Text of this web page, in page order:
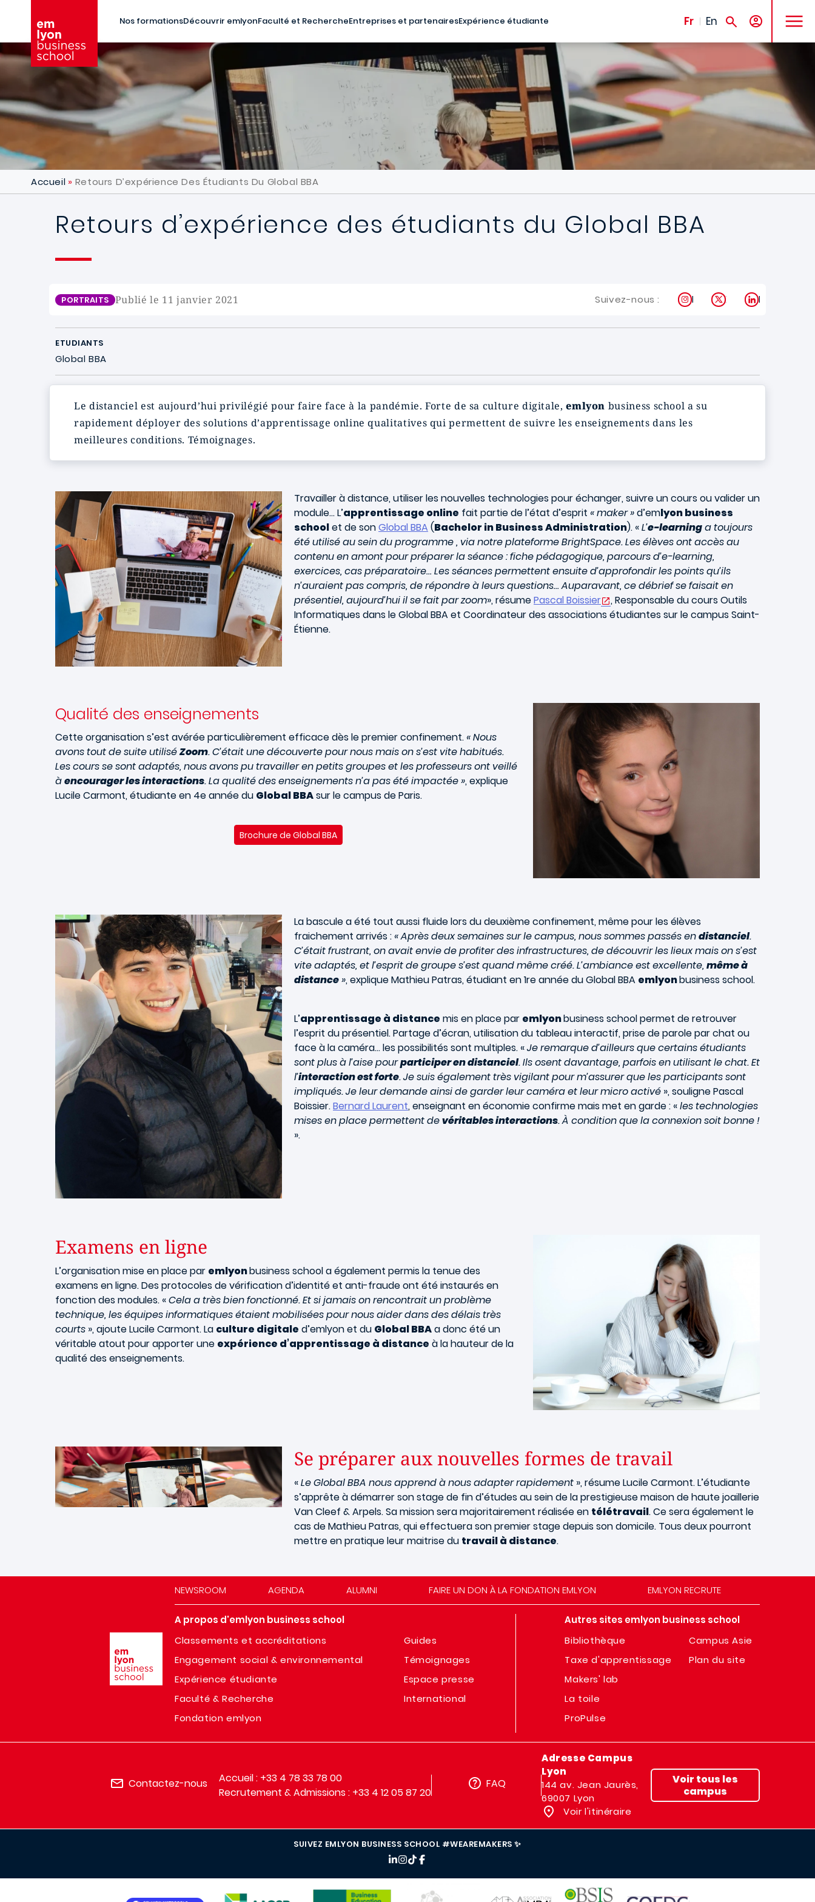
Nos formationsDécouvrir emlyonFaculté et RechercheEntreprises et partenairesExpérience étudiante Fr En
MENU
Accueil Retours D’expérience Des Étudiants Du Global BBA
Retours d’expérience des étudiants du Global BBA
PORTRAITS Publié le 11 janvier 2021 Suivez-nous : Instagram
X LinkedIn
ETUDIANTS
Global BBA
Le distanciel est aujourd’hui privilégié pour faire face à la pandémie. Forte de sa culture digitale,emlyon business school a su
rapidement déployer des solutions d’apprentissage online qualitatives qui permettent de suivre les enseignements dans les
meilleures conditions. Témoignages.
Travailler à distance, utiliser les nouvelles technologies pour échanger, suivre un cours ou valider un
module… L’apprentissage online fait partie de l’état d’esprit « maker »d’emlyon business
schoolet de sonGlobal BBA (Bachelor in Business Administration). «L’e-learninga toujours
été utilisé au sein du programme , via notre plateforme BrightSpace. Les élèves ont accès au
contenu en amont pour préparer la séance : fiche pédagogique, parcours d’e-learning,
exercices, cas préparatoire… Les séances permettent ensuite d’approfondir les points qu’ils
n’auraient pas compris, de répondre à leurs questions… Auparavant, ce débrief se faisait en
présentiel, aujourd’hui il se fait par zoom», résumePascal Boissier
, Responsable du cours Outils
Informatiques dans leGlobal BBAet Coordinateur des associations étudiantes sur le campus Saint-
Étienne.
Qualité des enseignements
Cette organisation s’est avérée particulièrement efficace dès le premier confinement.« Nous
avons tout de suite utiliséZoom. C’était une découverte pour nous mais on s’est vite habitués.
Les cours se sont adaptés, nous avons pu travailler en petits groupes et les professeurs ont veillé
àencourager les interactions. La qualité des enseignements n’a pas été impactée », explique
Lucile Carmont, étudiante en 4e année du Global BBAsur le campus de Paris.
Brochure de Global BBA
La bascule a été tout aussi fluide lors du deuxième confinement, même pour les élèves
fraichement arrivés :« Après deux semaines sur le campus, nous sommes passés endistanciel.
C’était frustrant, on avait envie de profiter des infrastructures, de découvrir les lieux mais on s’est
vite adaptés, et l’esprit de groupe s’est quand même créé. L’ambiance est excellente, même à
distance», explique Mathieu Patras, étudiant en 1re année du Global BBA emlyonbusiness school.
L’apprentissage à distance mis en place par emlyonbusiness school permet de retrouver
l’esprit du présentiel. Partage d’écran, utilisation du tableau interactif, prise de parole par chat ou
face à la caméra… les possibilités sont multiples. «Je remarque d’ailleurs que certains étudiants
sont plus à l’aise pourparticiper en distanciel. Ils osent davantage, parfois en utilisant le chat. Et
l’interaction est forte. Je suis également très vigilant pour m’assurer que les participants sont
impliqués. Je leur demande ainsi de garder leur caméra et leur micro activé », souligne Pascal
Boissier.Bernard Laurent, enseignant en économie confirme mais met en garde : «les technologies
mises en place permettent devéritables interactions. À condition que la connexion soit bonne !
».
Examens en ligne
L’organisation mise en place par emlyonbusiness school a également permis la tenue des
examens en ligne. Des protocoles de vérification d’identité et anti-fraude ont été instaurés en
fonction des modules. «Cela a très bien fonctionné. Et si jamais on rencontrait un problème
technique, les équipes informatiques étaient mobilisées pour nous aider dans des délais très
courts », ajoute Lucile Carmont. La culture digitale d’emlyon et du Global BBAa donc été un
véritable atout pour apporter une expérience d’apprentissage à distance à la hauteur de la
qualité des enseignements.
Se préparer aux nouvelles formes de travail
«Le Global BBA nous apprend à nous adapter rapidement », résume Lucile Carmont. L’étudiante
s’apprête à démarrer son stage de fin d’études au sein de la prestigieuse maison de haute joaillerie
Van Cleef & Arpels. Sa mission sera majoritairement réalisée en télétravail. Ce sera également le
cas de Mathieu Patras, qui effectuera son premier stage depuis son domicile. Tous deux pourront
mettre en pratique leur maitrise du travail à distance.
NEWSROOM AGENDA ALUMNI FAIRE UN DON À LA FONDATION EMLYON EMLYON RECRUTE
A propos d'emlyon business school
Classements et accréditations
Engagement social & environnemental
Expérience étudiante
Faculté & Recherche
Fondation emlyon
Guides
Témoignages
Espace presse
International
Autres sites emlyon business school
Bibliothèque
Taxe d'apprentissage
Makers' lab
La toile
ProPulse
Campus Asie
Plan du site
Contactez-nous
Accueil : +33 4 78 33 78 00
Recrutement & Admissions : +33 4 12 05 87 20
FAQ
Adresse Campus
Lyon
144 av. Jean Jaurès,
69007 Lyon
Voir l'itinéraire
Voir tous les
campus
SUIVEZ EMLYON BUSINESS SCHOOL #WEAREMAKERS ✨
IMAGE